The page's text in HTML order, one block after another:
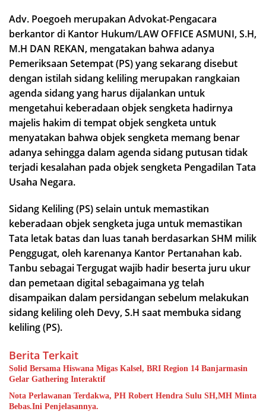
Adv. Poegoeh merupakan Advokat-Pengacara
berkantor di Kantor Hukum/LAW OFFICE ASMUNI, S.H,
M.H DAN REKAN, mengatakan bahwa adanya
Pemeriksaan Setempat (PS) yang sekarang disebut
dengan istilah sidang keliling merupakan rangkaian
agenda sidang yang harus dijalankan untuk
mengetahui keberadaan objek sengketa hadirnya
majelis hakim di tempat objek sengketa untuk
menyatakan bahwa objek sengketa memang benar
adanya sehingga dalam agenda sidang putusan tidak
terjadi kesalahan pada objek sengketa Pengadilan Tata
Usaha Negara.
Sidang Keliling (PS) selain untuk memastikan
keberadaan objek sengketa juga untuk memastikan
Tata letak batas dan luas tanah berdasarkan SHM milik
Penggugat, oleh karenanya Kantor Pertanahan kab.
Tanbu sebagai Tergugat wajib hadir beserta juru ukur
dan pemetaan digital sebagaimana yg telah
disampaikan dalam persidangan sebelum melakukan
sidang keliling oleh Devy, S.H saat membuka sidang
keliling (PS).
Berita Terkait
Solid Bersama Hiswana Migas Kalsel, BRI Region 14 Banjarmasin
Gelar Gathering Interaktif
Nota Perlawanan Terdakwa, PH Robert Hendra Sulu SH,MH Minta
Bebas.Ini Penjelasannya.